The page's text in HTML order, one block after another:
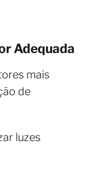
Adequada
mais
de
luzes